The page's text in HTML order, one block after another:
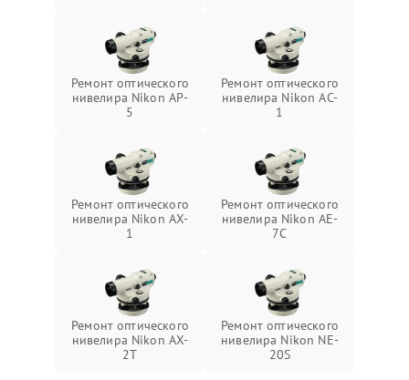
Ремонт оптического
нивелира Nikon AP-
5
Ремонт оптического
нивелира Nikon AC-
1
Ремонт оптического
нивелира Nikon AX-
1
Ремонт оптического
нивелира Nikon AE-
7C
Ремонт оптического
нивелира Nikon AX-
2T
Ремонт оптического
нивелира Nikon NE-
20S